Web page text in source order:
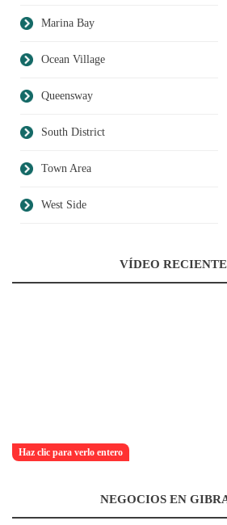
Marina Bay
Ocean Village
Queensway
South District
Town Area
West Side
VÍDEO RECIENTE
Haz clic para verlo entero
NEGOCIOS EN